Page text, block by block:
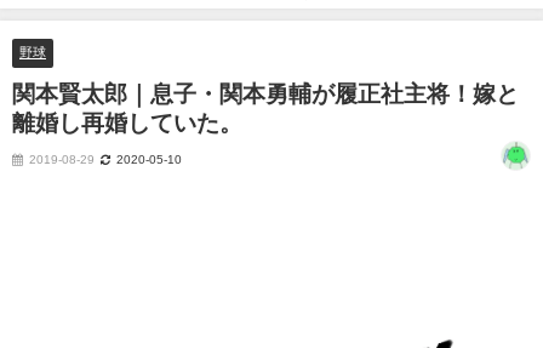
離婚し再婚していた。
野球
関本賢太郎｜息子・関本勇輔が履正社主将！嫁と
離婚し再婚していた。
2019-08-29 2020-05-10